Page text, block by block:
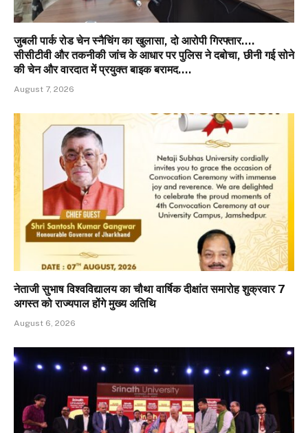
जुबली पार्क रोड चेन स्नैचिंग का खुलासा, दो आरोपी गिरफ्तार….
सीसीटीवी और तकनीकी जांच के आधार पर पुलिस ने दबोचा, छीनी गई सोने
की चेन और वारदात में प्रयुक्त बाइक बरामद….
August 7, 2026
नेताजी सुभाष विश्वविद्यालय का चौथा वार्षिक दीक्षांत समारोह शुक्रवार 7
अगस्त को राज्यपाल होंगे मुख्य अतिथि
August 6, 2026